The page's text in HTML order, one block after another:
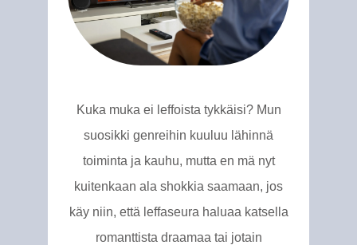
Kuka muka ei leffoista tykkäisi? Mun
suosikki genreihin kuuluu lähinnä
toiminta ja kauhu, mutta en mä nyt
kuitenkaan ala shokkia saamaan, jos
käy niin, että leffaseura haluaa katsella
romanttista draamaa tai jotain